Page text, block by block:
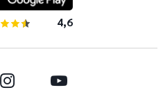
4,6sur 5 étoiles
Instagram Youtube